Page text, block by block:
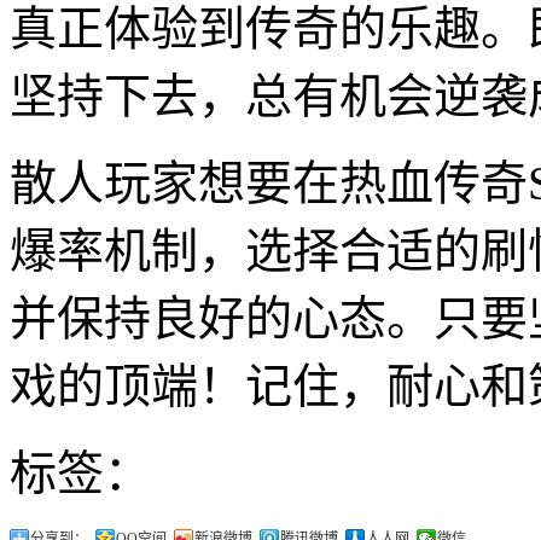
真正体验到传奇的乐趣
坚持下去，总有机会逆
散人玩家想要在热血传
爆率机制，选择合适的
并保持良好的心态。只
戏的顶端！记住，耐心
标签：